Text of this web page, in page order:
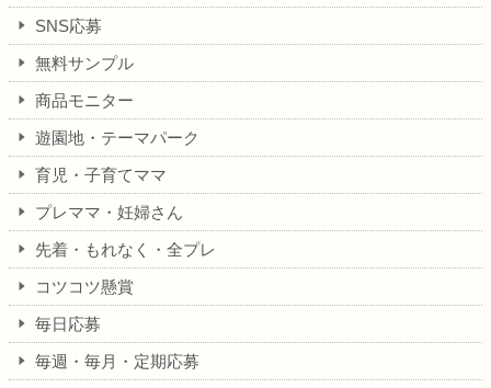
SNS応募
無料サンプル
商品モニター
遊園地・テーマパーク
育児・子育てママ
プレママ・妊婦さん
先着・もれなく・全プレ
コツコツ懸賞
毎日応募
毎週・毎月・定期応募